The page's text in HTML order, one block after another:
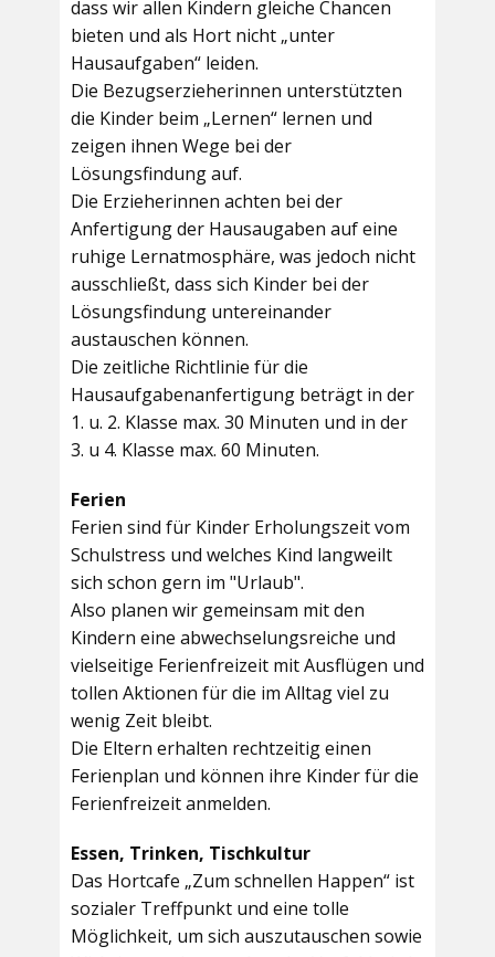
dass wir allen Kindern gleiche Chancen
bieten und als Hort nicht „unter
Hausaufgaben“ leiden.
Die Bezugserzieherinnen unterstützten
die Kinder beim „Lernen“ lernen und
zeigen ihnen Wege bei der
Lösungsfindung auf.
Die Erzieherinnen achten bei der
Anfertigung der Hausaugaben auf eine
ruhige Lernatmosphäre, was jedoch nicht
ausschließt, dass sich Kinder bei der
Lösungsfindung untereinander
austauschen können.
Die zeitliche Richtlinie für die
Hausaufgabenanfertigung beträgt in der
1. u. 2. Klasse max. 30 Minuten und in der
3. u 4. Klasse max. 60 Minuten.
Ferien
Ferien sind für Kinder Erholungszeit vom
Schulstress und welches Kind langweilt
sich schon gern im "Urlaub".
Also planen wir gemeinsam mit den
Kindern eine abwechselungsreiche und
vielseitige Ferienfreizeit mit Ausflügen und
tollen Aktionen für die im Alltag viel zu
wenig Zeit bleibt.
Die Eltern erhalten rechtzeitig einen
Ferienplan und können ihre Kinder für die
Ferienfreizeit anmelden.
Essen, Trinken, Tischkultur
Das Hortcafe „Zum schnellen Happen“ ist
sozialer Treffpunkt und eine tolle
Möglichkeit, um sich auszutauschen sowie